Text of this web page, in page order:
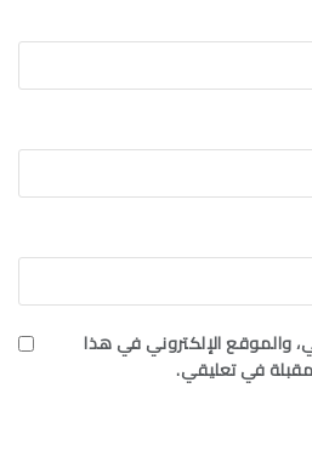
والموقع الإلكتروني في هذا
في تعليقي.